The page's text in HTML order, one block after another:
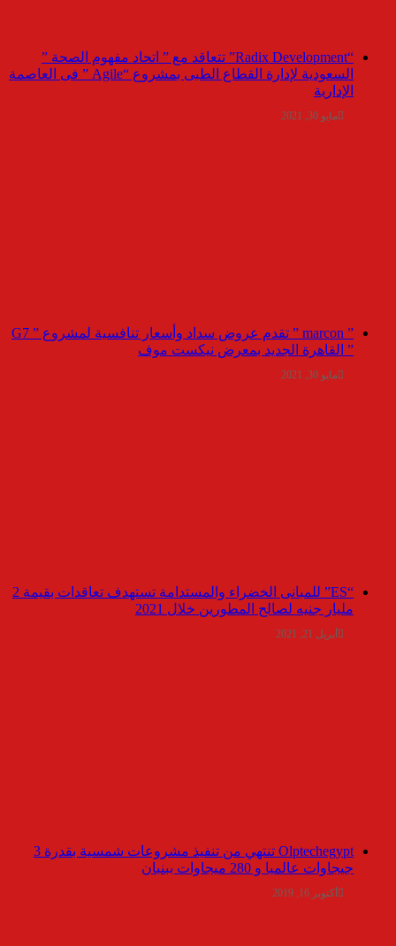
“Radix Development” تتعاقد مع ” اتحاد مفهوم الصحة ”
السعودية لإدارة القطاع الطبى بمشروع “Agile ” فى العاصمة
الإدارية
مايو 30, 2021
” marcon ” تقدم عروض سداد وأسعار تنافسية لمشروع ” G7
” القاهرة الجديد بمعرض نيكست موف
مايو 30, 2021
“ES” للمبانى الخضراء والمستدامة تستهدف تعاقدات بقيمة 2
مليار جنيه لصالح المطورين خلال 2021
أبريل 21, 2021
Olptechegypt تنتهي من تنفيذ مشروعات شمسية بقدرة 3
جيجاوات عالميا و 280 ميجاوات ببنبان
أكتوبر 16, 2019